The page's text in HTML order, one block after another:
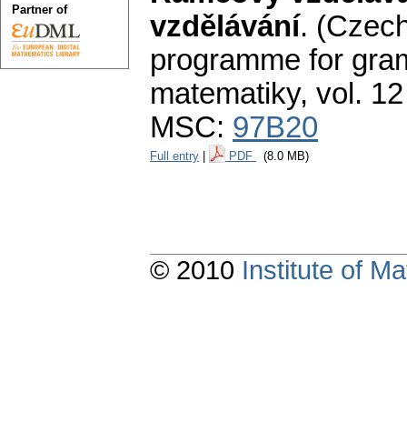
vzdělávání.
programme for
matematiky, vol.
MSC: 97B20
Full entry PDF (8.0 MB)
Partner of
© 2010 Institute of